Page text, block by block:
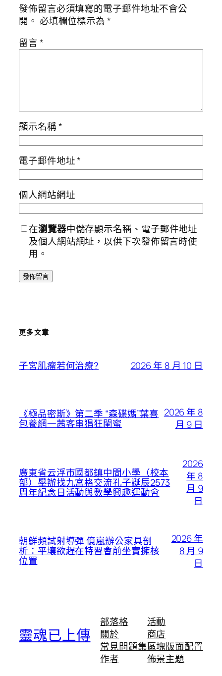
發佈留言必須填寫的電子郵件地址不會公
開。 必填欄位標示為*
留言*
顯示名稱*
電子郵件地址*
個人網站網址
在瀏覽器中儲存顯示名稱、電子郵件地址
及個人網站網址，以供下次發佈留言時使
用。
更多文章
子宮肌瘤若何治療? 2026 年 8 月 10 日
《極品密斯》第二季 “森碟媽”葉喜
包養網一茜客串猖狂閨蜜
2026 年 8
月 9 日
廣東省云浮市國都鎮中間小學（校本
部）舉辦找九宮格交流孔子誕辰2573
周年紀念日活動與數學興趣運動會
2026
年 8
月 9
日
朝鮮頻試射導彈 億嵐辦公家具剖
析：平壤欲趕在特習會前坐實擁核
位置
2026 年
8 月 9
日
靈魂已上傳
部落格
關於
常見問題集
作者
活動
商店
區塊版面配置
佈景主題